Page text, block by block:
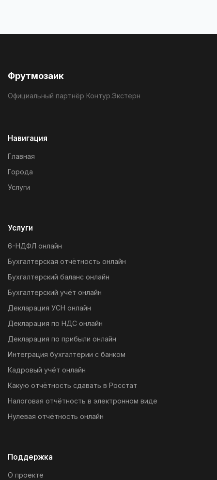
Фрутмозаик
Официальный партнёр Контур.Экстерн
Навигация
Главная
Города
Услуги
Услуги
6-НДФЛ онлайн
Бухгалтерская отчётность онлайн
Бухгалтерский баланс онлайн
Бухгалтерский учёт онлайн
Декларация УСН онлайн
Декларация по НДС онлайн
Декларация по прибыли онлайн
Интеграция бухгалтерии с банком
Кадровый учёт онлайн
Какую отчётность сдавать в Росстат
Налоговая отчётность в электронном виде
Нулевая отчётность онлайн
Поддержка
О проекте